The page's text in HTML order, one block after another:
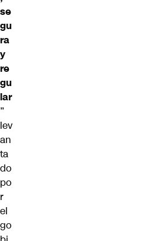
se
gu
ra
y
re
gu
lar
”
lev
an
ta
do
po
r
el
go